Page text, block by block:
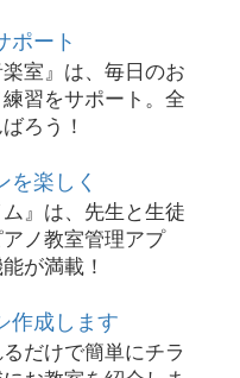
ポート
楽室』は、毎日のお
習をサポート。全
ろう！
を楽しく
ム』は、先生と生徒
ノ教室管理アプ
が満載！
作成します
だけで簡単にチラ